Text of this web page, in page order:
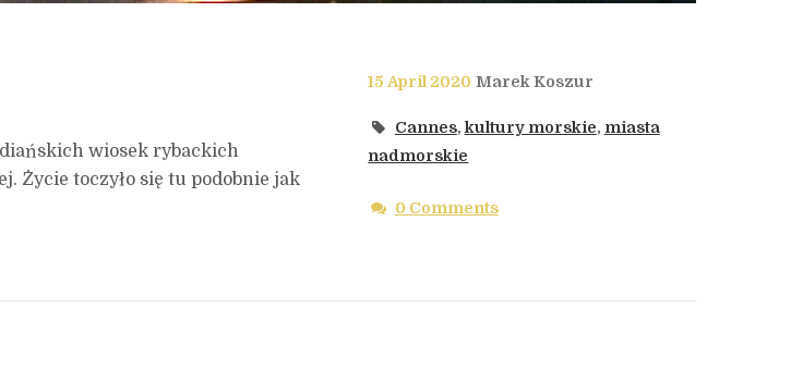
wiosek rybackich
Życie toczyło się tu podobnie jak
15 April 2020 Marek Koszur
Cannes, kultury morskie, miasta
nadmorskie
0 Comments